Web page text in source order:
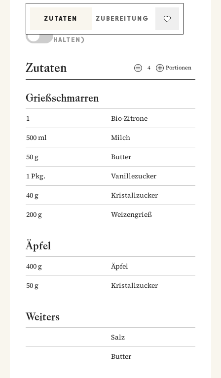
ZUTATEN
ZUBEREITUNG
HALTEN)
Zutaten 4 Portionen
Grießschmarren
1
Bio-Zitrone
500ml
Milch
50g
Butter
1Pkg.
Vanillezucker
40g
Kristallzucker
200g Weizengrieß
Äpfel
400g
Äpfel
50g Kristallzucker
Weiters
Salz
Butter